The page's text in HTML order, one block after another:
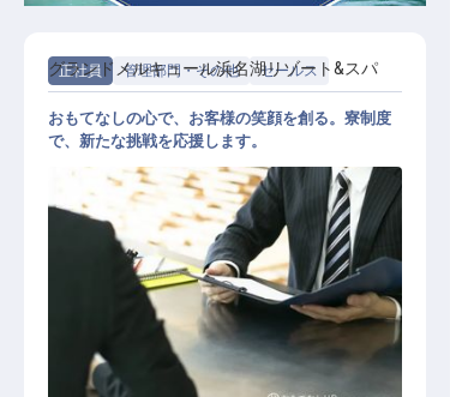
正社員 管理部門・その他 セールス
宿泊・宴会セールス（スーパーバイ
ザー）
グランドメルキュール浜名湖リゾート&スパ
おもてなしの心で、お客様の笑顔を創る。寮制度
で、新たな挑戦を応援します。